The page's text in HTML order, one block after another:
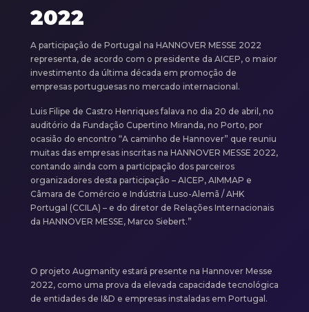
2022
A participação de Portugal na HANNOVER MESSE 2022
representa, de acordo com o presidente da AICEP, o maior
investimento da última década em promoção de
empresas portuguesas no mercado internacional.
Luis Filipe de Castro Henriques falava no dia 20 de abril, no
auditório da Fundação Cupertino Miranda, no Porto, por
ocasião do encontro “A caminho de Hannover” que reuniu
muitas das empresas inscritas na HANNOVER MESSE 2022,
contando ainda com a participação dos parceiros
organizadores desta participação – AICEP, AIMMAP e
Câmara de Comércio e Indústria Luso-Alemã / AHK
Portugal (CCILA) – e do diretor de Relações Internacionais
da HANNOVER MESSE, Marco Siebert.”
O projeto Augmanity estará presente na Hannover Messe
2022, como uma prova da elevada capacidade tecnológica
de entidades de I&D e empresas instaladas em Portugal.